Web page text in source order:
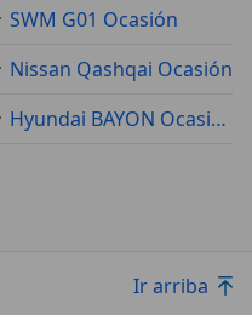
SWM G01 Ocasión
Nissan Qashqai Ocasión
Hyundai BAYON Ocasión
Ir arriba